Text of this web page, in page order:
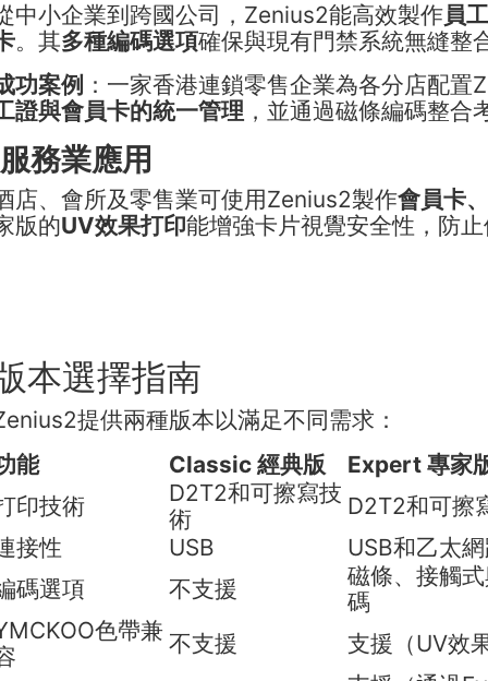
中小企業到跨國公司，Zenius2能高效製作員
。其多種編碼選項確保與現有門禁系統無縫整
功案例 ：一家香港連鎖零售企業為各分店配置
證與會員卡的統一管理 ，並通過磁條編碼整合
服務業應用
店、會所及零售業可使用Zenius2製作會員卡
版的UV效果打印能增強卡片視覺安全性，防
本選擇指南
提供兩種版本以滿足不同需求：
能
Classic 經典版
Expert 專家
印技術
D2T2和可擦寫技
術
D2T2和可擦
接性
USB
USB和乙太
碼選項
不支援
磁條、接觸
碼
色帶兼 不支援
支援（UV效